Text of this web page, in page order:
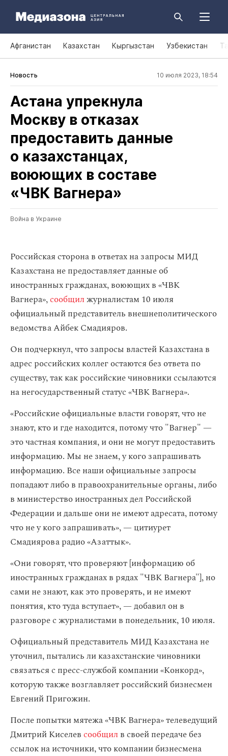
Афганистан Казахстан Кыргызстан Узбекистан
Новость 10 июля 2023, 18:54
Астана упрекнула
Москву в отказах
предоставить данные
о казахстанцах,
воюющих в составе
«ЧВК Вагнера»
Война в Украине
Российская сторона в ответах на запросы МИД
Казахстана не предоставляет данные об
иностранных гражданах, воюющих в «ЧВК
Вагнера»,сообщилжурналистам 10 июля
официальный представитель внешнеполитического
ведомства Айбек Смадияров.
Он подчеркнул, что запросы властей Казахстана в
адрес российских коллег остаются без ответа по
существу, так как российские чиновники ссылаются
на негосударственный статус «ЧВК Вагнера».
«Российские официальные власти говорят, что не
знают, кто и где находится, потому что "Вагнер" —
это частная компания, и они не могут предоставить
информацию. Мы не знаем, у кого запрашивать
информацию. Все наши официальные запросы
попадают либо в правоохранительные органы, либо
в министерство иностранных дел Российской
Федерации и дальше они не имеют адресата, потому
что не у кого запрашивать», — цитиурет
Смадиярова радио «Азаттык».
«Они говорят, что проверяют [информацию об
иностранных гражданах в рядах "ЧВК Вагнера"], но
сами не знают, как это проверять, и не имеют
понятия, кто туда вступает», — добавил он в
разговоре с журналистами в понедельник, 10 июля.
Официальный представитель МИД Казахстана не
уточнил, пытались ли казахстанские чиновники
связаться с пресс-службой компании «Конкорд»,
которую также возглавляет российский бизнесмен
Евгений Пригожин.
После попытки мятежа «ЧВК Вагнера» телеведущий
Дмитрий Киселевсообщил в своей передаче без
ссылок на источники, что компании бизнесмена